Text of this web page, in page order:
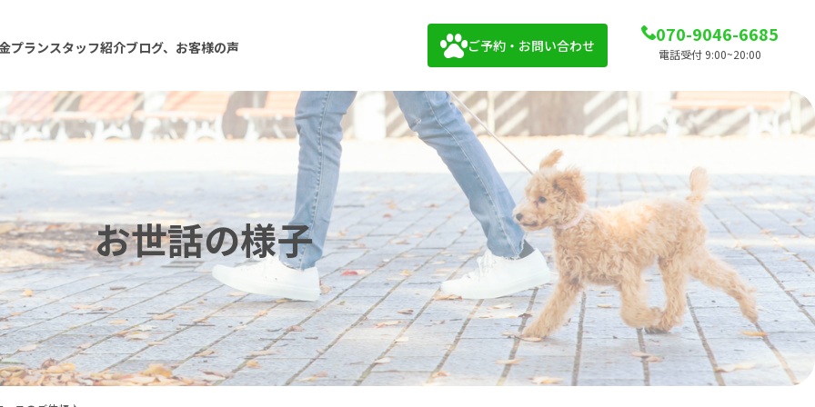
プランスタッフ紹介ブログ、お客様の声 ご予約・お問い合わせ 070-9046-6685
電話受付 9:00~20:00
お世話の様子